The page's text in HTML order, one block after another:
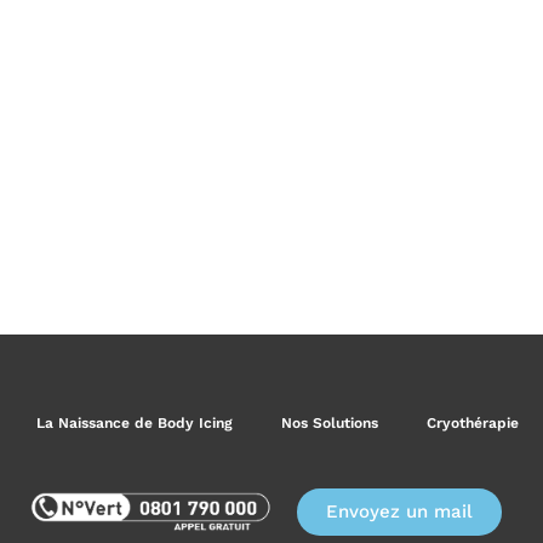
La Naissance de Body Icing Nos Solutions Cryothérapie
Envoyez un mail